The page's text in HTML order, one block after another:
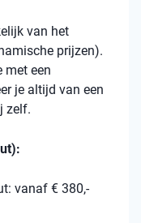
van het
prijzen).
met een
je altijd van een
zelf.
vanaf € 380,-